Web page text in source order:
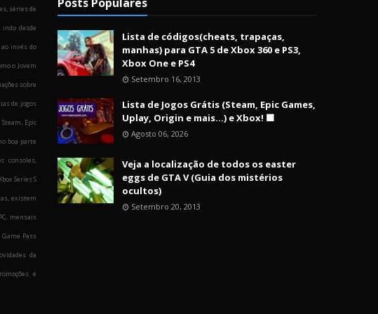
séries de
desde
invés do
o Jovem
sobre
de jogos
Epic
boa parte
consoles,
Series S
existem
mensais
Pass
da
e
Lista de códigos(cheats, trapaças,
manhas) para GTA 5 de Xbox 360 e PS3,
Xbox One e PS4
Setembro 16, 2013
Lista de Jogos Grátis (Steam, Epic Games,
Uplay, Origin e mais...) e Xbox! 🟩
Agosto 06, 2026
Veja a localização de todos os easter
eggs de GTA V (Guia dos mistérios
ocultos)
Setembro 20, 2013